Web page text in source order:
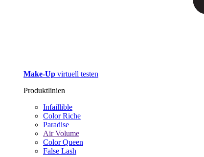
Make-Up virtuell testen
Produktlinien
Infaillible
Color Riche
Paradise
Air Volume
Color Queen
False Lash